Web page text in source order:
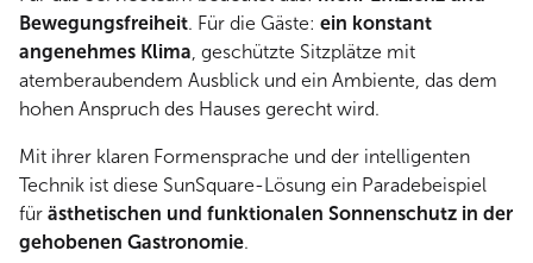
Bewegungsfreiheit. Für die Gäste: ein konstant
angenehmes Klima, geschützte Sitzplätze mit
atemberaubendem Ausblick und ein Ambiente, das dem
hohen Anspruch des Hauses gerecht wird.
Mit ihrer klaren Formensprache und der intelligenten
Technik ist diese SunSquare-Lösung ein Paradebeispiel
für ästhetischen und funktionalen Sonnenschutz in der
gehobenen Gastronomie.